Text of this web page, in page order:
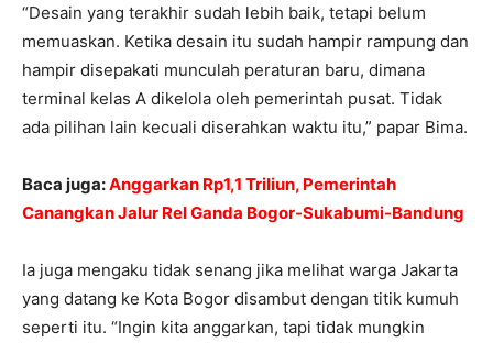
“Desain yang terakhir sudah lebih baik, tetapi belum
memuaskan. Ketika desain itu sudah hampir rampung dan
hampir disepakati munculah peraturan baru, dimana
terminal kelas A dikelola oleh pemerintah pusat. Tidak
ada pilihan lain kecuali diserahkan waktu itu,” papar Bima.
Baca juga:Anggarkan Rp1,1 Triliun, Pemerintah
Canangkan Jalur Rel Ganda Bogor-Sukabumi-Bandung
Ia juga mengaku tidak senang jika melihat warga Jakarta
yang datang ke Kota Bogor disambut dengan titik kumuh
seperti itu. “Ingin kita anggarkan, tapi tidak mungkin